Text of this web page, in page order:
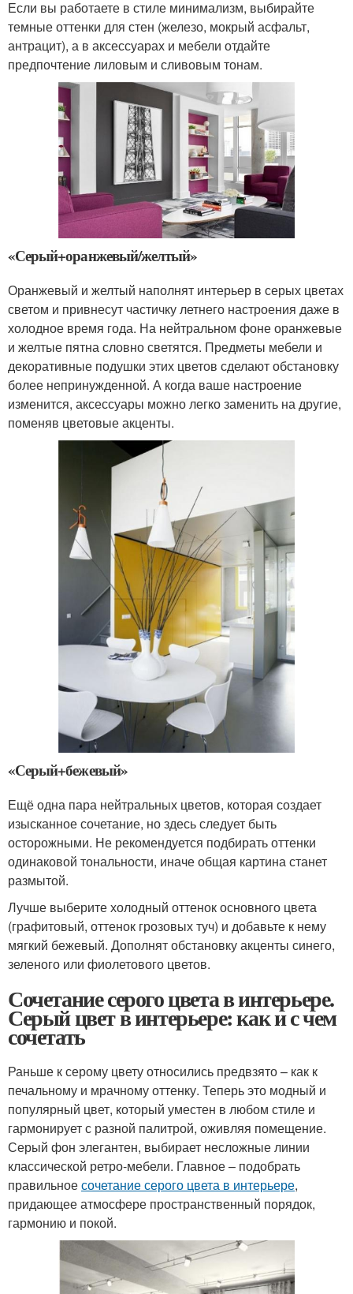
Если вы работаете в стиле минимализм, выбирайте
темные оттенки для стен (железо, мокрый асфальт,
антрацит), а в аксессуарах и мебели отдайте
предпочтение лиловым и сливовым тонам.
«Серый+оранжевый/желтый»
Оранжевый и желтый наполнят интерьер в серых цветах
светом и привнесут частичку летнего настроения даже в
холодное время года. На нейтральном фоне оранжевые
и желтые пятна словно светятся. Предметы мебели и
декоративные подушки этих цветов сделают обстановку
более непринужденной. А когда ваше настроение
изменится, аксессуары можно легко заменить на другие,
поменяв цветовые акценты.
«Серый+бежевый»
Ещё одна пара нейтральных цветов, которая создает
изысканное сочетание, но здесь следует быть
осторожными. Не рекомендуется подбирать оттенки
одинаковой тональности, иначе общая картина станет
размытой.
Лучше выберите холодный оттенок основного цвета
(графитовый, оттенок грозовых туч) и добавьте к нему
мягкий бежевый. Дополнят обстановку акценты синего,
зеленого или фиолетового цветов.
Сочетание серого цвета в интерьере.
Серый цвет в интерьере: как и с чем
сочетать
Раньше к серому цвету относились предвзято – как к
печальному и мрачному оттенку. Теперь это модный и
популярный цвет, который уместен в любом стиле и
гармонирует с разной палитрой, оживляя помещение.
Серый фон элегантен, выбирает несложные линии
классической ретро-мебели. Главное – подобрать
правильноесочетание серого цвета в интерьере,
придающее атмосфере пространственный порядок,
гармонию и покой.